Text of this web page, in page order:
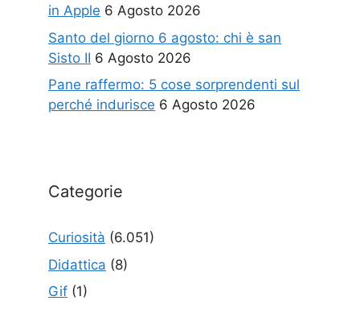
in Apple 6 Agosto 2026
Santo del giorno 6 agosto: chi è san
Sisto II 6 Agosto 2026
Pane raffermo: 5 cose sorprendenti sul
perché indurisce 6 Agosto 2026
Categorie
Curiosità (6.051)
Didattica (8)
Gif (1)